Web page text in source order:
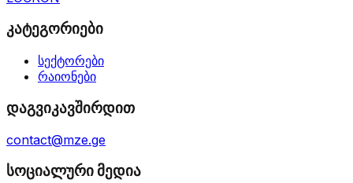
კატეგორიები
სექტორები
რაიონები
დაგვიკავშირდით
contact@mze.ge
სოციალური მედია